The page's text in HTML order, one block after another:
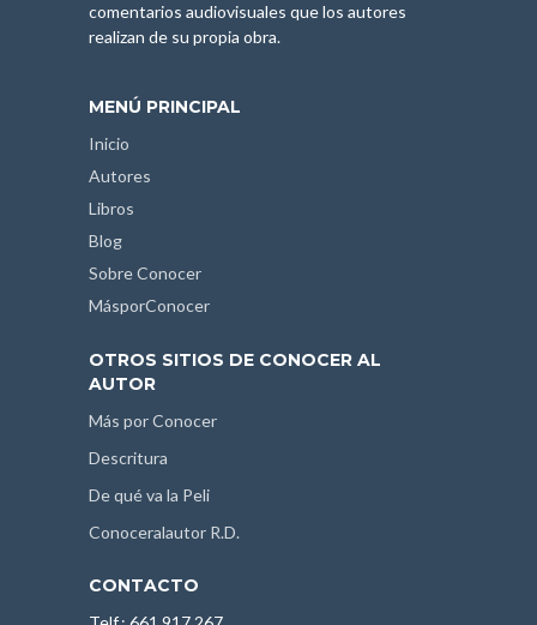
comentarios audiovisuales que los autores
realizan de su propia obra.
MENÚ PRINCIPAL
Inicio
Autores
Libros
Blog
Sobre Conocer
MásporConocer
OTROS SITIOS DE CONOCER AL
AUTOR
Más por Conocer
Descritura
De qué va la Peli
Conoceralautor R.D.
CONTACTO